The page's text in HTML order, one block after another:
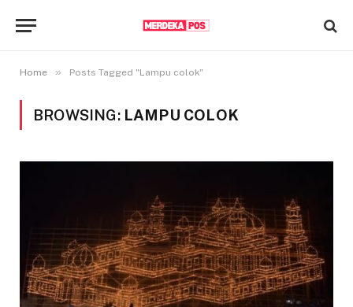
Home » Posts Tagged "Lampu colok"
BROWSING: LAMPU COLOK